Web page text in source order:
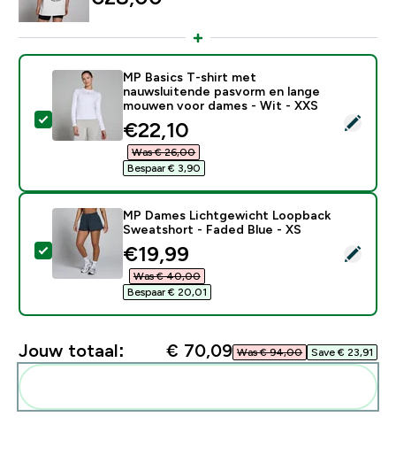
Selecteer dit product - MP Basics T-shirt met
MP Basics T-shirt met
nauwsluitende pasvorm en lange
mouwen voor dames - Wit - XXS
discounted price
€22,10‎
Was € 26,00‎
Bespaar € 3,90‎
Selecteer dit product - MP Dames Lichtgewicht
MP Dames Lichtgewicht Loopback
Sweatshort - Faded Blue - XS
discounted price
€19,99‎
Was € 40,00‎
Bespaar € 20,01‎
Jouw totaal: € 70,09‎ Was € 94,00‎ Save € 23,91‎